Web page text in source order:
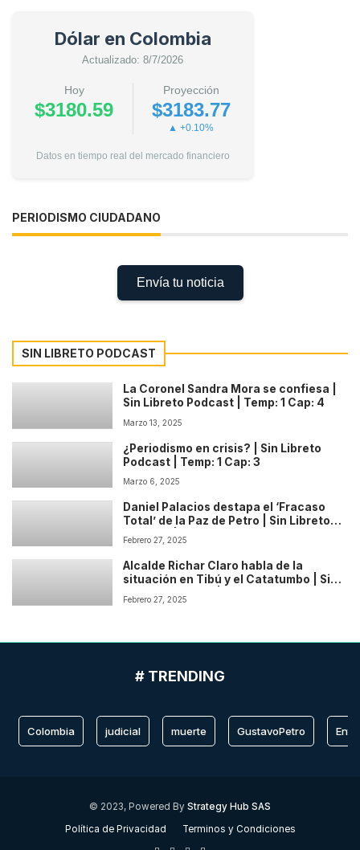
Dólar en Colombia
Actualizado: 8/7/2026
Hoy
$3180.59
Proyección
$3183.77
▲ +0.10%
Datos en tiempo real del mercado financiero
PERIODISMO CIUDADANO
Envía tu noticia
SIN LIBRETO PODCAST
La Coronel Sandra Mora se confiesa |
Sin Libreto Podcast | Temp: 1 Cap: 4
Marzo 13, 2025
¿Periodismo en crisis? | Sin Libreto
Podcast | Temp: 1 Cap: 3
Marzo 6, 2025
Daniel Palacios destapa el ‘Fracaso
Total’ de la Paz de Petro | Sin Libreto
Podcast | Temp: 1 Cap: 2
Febrero 27, 2025
Alcalde Richar Claro habla de la
situación en Tibú y el Catatumbo | Sin
Libreto Podcast | Temp: 1 Cap: 1
Febrero 27, 2025
# TRENDING
Colombia judicial muerte GustavoPetro
© 2023, Powered By Strategy Hub SAS
Política de Privacidad
Terminos y Condiciones